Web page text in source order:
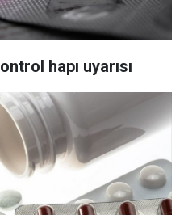
hapı uyarısı